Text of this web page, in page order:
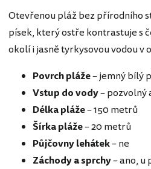
Otevřenou pláž bez přírodního
písek, který ostře kontrastuje s
okolí i jasně tyrkysovou vodou v
Povrch pláže– jemný bílý
Vstup do vody– pozvolný
Délka pláže– 150 metrů
Šírka pláže– 20 metrů
Půjčovny lehátek– ne
Záchody a sprchy– ano, u